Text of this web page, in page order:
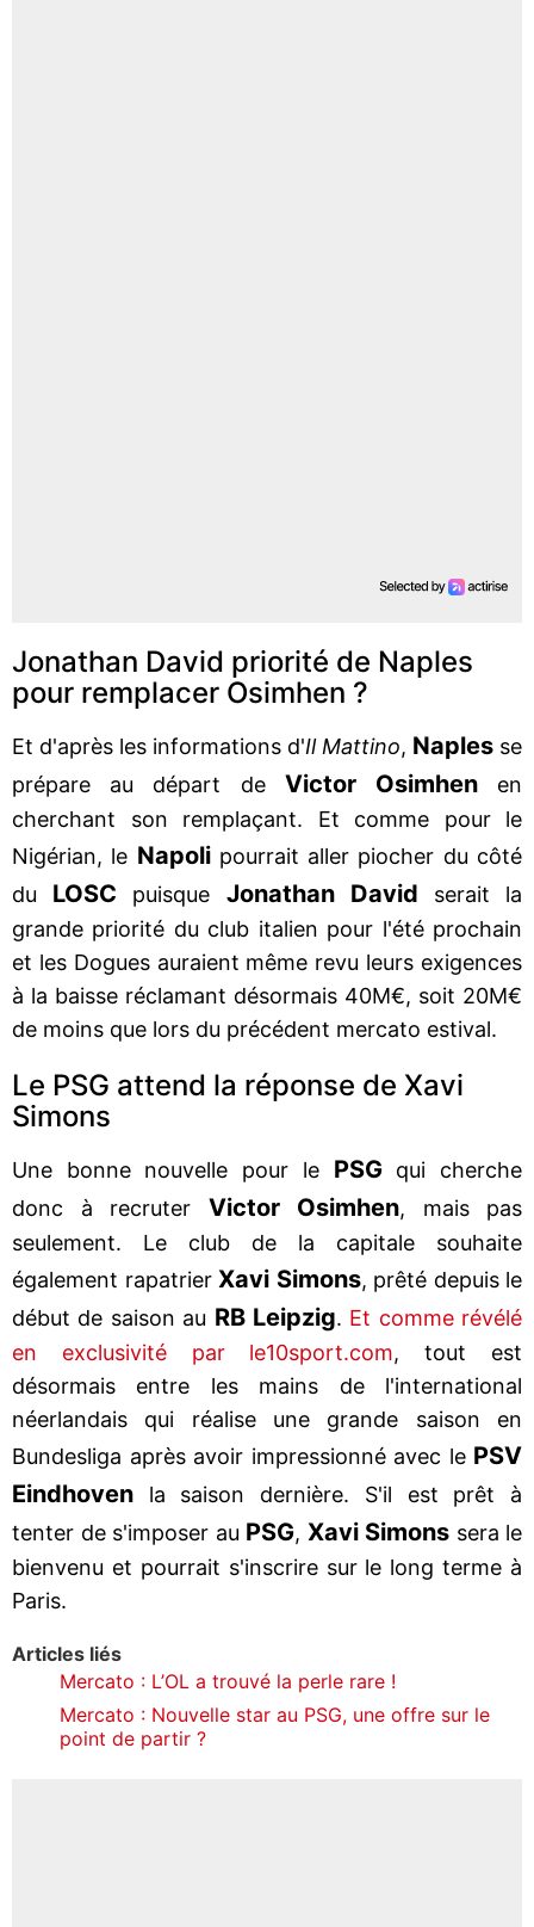
Jonathan David priorité de Naples
pour remplacer Osimhen ?
Et d'après les informations d'Il Mattino, Naples se
prépare au départ de Victor Osimhenen
cherchant son remplaçant. Et comme pour le
Nigérian, le Napolipourrait aller piocher du côté
du LOSC puisque Jonathan David serait la
grande priorité du club italien pour l'été prochain
et les Dogues auraient même revu leurs exigences
à la baisse réclamant désormais 40M€, soit 20M€
de moins que lors du précédent mercato estival.
Le PSG attend la réponse de Xavi
Simons
Une bonne nouvelle pour le PSGqui cherche
donc à recruter Victor Osimhen, mais pas
seulement. Le club de la capitale souhaite
également rapatrier Xavi Simons, prêté depuis le
début de saison au RB Leipzig. Et comme révélé
en exclusivité par le10sport.com, tout est
désormais entre les mains de l'international
néerlandais qui réalise une grande saison en
Bundesliga après avoir impressionné avec le PSV
Eindhoven la saison dernière. S'il est prêt à
tenter de s'imposer au PSG, Xavi Simons sera le
bienvenu et pourrait s'inscrire sur le long terme à
Paris.
Articles liés
Mercato : L’OL a trouvé la perle rare !
Mercato : Nouvelle star au PSG, une offre sur le
point de partir ?